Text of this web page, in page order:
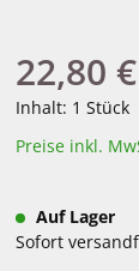
Regulärer
22,80 €
Inhalt: 1 Stück
Preise inkl.
Auf Lager
Sofort